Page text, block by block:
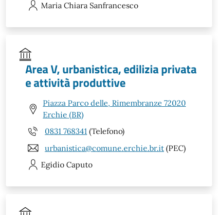
Maria Chiara Sanfrancesco
Area V, urbanistica, edilizia privata
e attività produttive
Piazza Parco delle, Rimembranze 72020
Erchie (BR)
0831 768341 (Telefono)
urbanistica@comune.erchie.br.it (PEC)
Egidio Caputo